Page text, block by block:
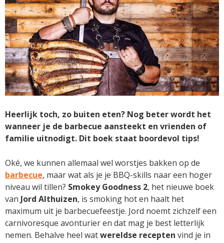
Heerlijk toch, zo buiten eten? Nog beter wordt het
wanneer je de barbecue aansteekt en vrienden of
familie uitnodigt. Dit boek staat boordevol tips!
Oké, we kunnen allemaal wel worstjes bakken op de
barbecue, maar wat als je je BBQ-skills naar een hoger
niveau wil tillen? Smokey Goodness 2, het nieuwe boek
van Jord Althuizen, is smoking hot en haalt het
maximum uit je barbecuefeestje. Jord noemt zichzelf een
carnivoresque avonturier en dat mag je best letterlijk
nemen. Behalve heel watwereldse recepten vind je in